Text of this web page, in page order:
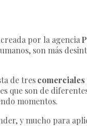
por la agencia
son más
de tres
que son de
momentos.
y mucho para